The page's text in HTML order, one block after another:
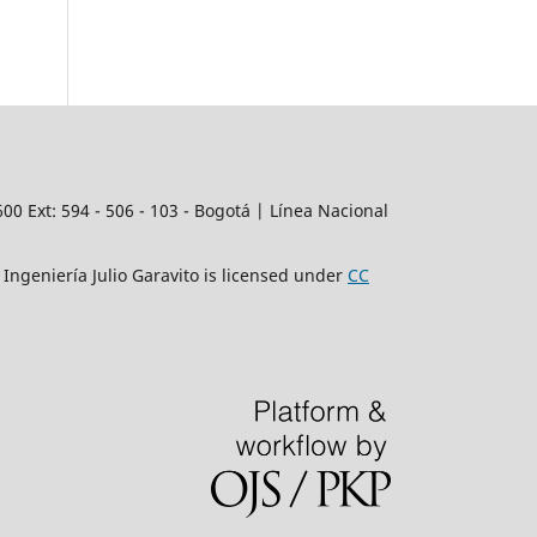
Ext: 594 - 506 - 103 - Bogotá | Línea Nacional
Julio Garavito is licensed under CC